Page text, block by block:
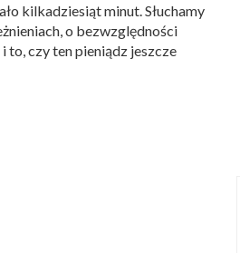
kilkadziesiąt minut. Słuchamy
o bezwzględności
czy ten pieniądz jeszcze